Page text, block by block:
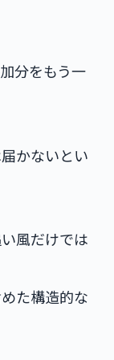
分をもう一
かないとい
風だけでは
た構造的な